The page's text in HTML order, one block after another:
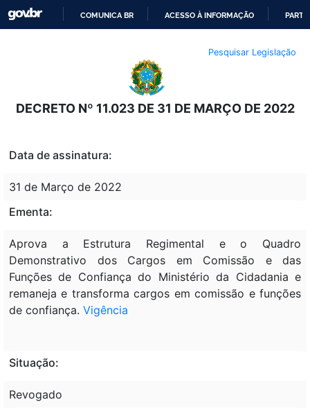
O
CONTEÚDO
COMUNICA BR ACESSO À INFORMAÇÃO
Pesquisar Legislação
DECRETO Nº 11.023 DE 31 DE MARÇO DE 2022
Data de assinatura:
31 de Março de 2022
Ementa:
Aprova a Estrutura Regimental e o Quadro
Demonstrativo dos Cargos em Comissão e das
Funções de Confiança do Ministério da Cidadania e
remaneja e transforma cargos em comissão e funções
de confiança. Vigência
Situação:
Revogado